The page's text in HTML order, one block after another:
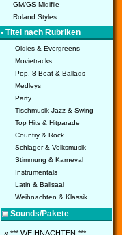
GM/GS-Midifile
Roland Styles
• Titel nach Rubriken
Oldies & Evergreens
Movietracks
Pop, 8-Beat & Ballads
Medleys
Party
Tischmusik Jazz & Swing
Top Hits & Hitparade
Country & Rock
Schlager & Volksmusik
Stimmung & Karneval
Instrumentals
Latin & Ballsaal
Weihnachten & Klassik
Sounds/Pakete
» *** WEIHNACHTEN ***